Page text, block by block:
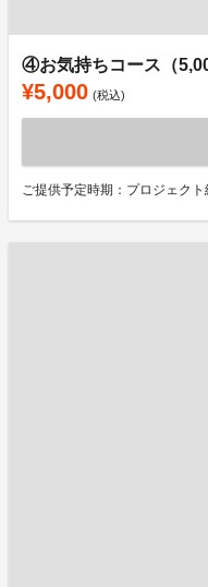
④お気持ちコース（
¥5,000 (税込)
ご提供予定時期：プロジェク